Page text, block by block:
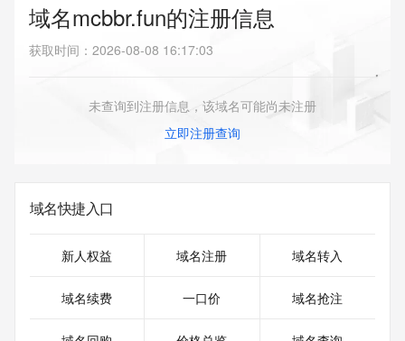
域名mcbbr.fun的注册信息
获取时间 ： 2026-08-08 16:17:03
未查询到注册信息，该域名可能尚未注册
立即注册查询
域名快捷入口
新人权益 域名注册 域名转入
域名续费 一口价 域名抢注